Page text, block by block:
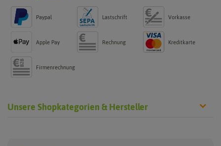
Paypal Lastschrift Vorkasse
Apple Pay Rechnung Kreditkarte
Firmenrechnung
Unsere Shopkategorien & Hersteller